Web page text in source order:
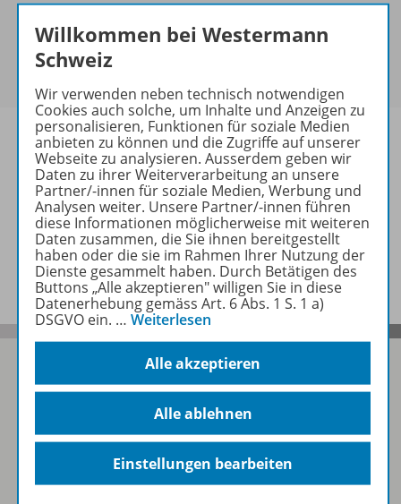
Exklusiv für Lehrpersonen
Dieses Produkt darf nur von Lehrpersonen und
Erzieher/-innen erworben werden. Bitte
Informationen
Lösungen zu folgenden Werken
Folgen Sie uns auf Social Media
Willkommen bei Westermann
Schweiz
Wir verwenden neben technisch notwendigen
Cookies auch solche, um Inhalte und Anzeigen zu
personalisieren, Funktionen für soziale Medien
anbieten zu können und die Zugriffe auf unserer
Webseite zu analysieren. Ausserdem geben wir
Daten zu ihrer Weiterverarbeitung an unsere
Partner/-innen für soziale Medien, Werbung und
Analysen weiter. Unsere Partner/-innen führen
diese Informationen möglicherweise mit weiteren
Daten zusammen, die Sie ihnen bereitgestellt
haben oder die sie im Rahmen Ihrer Nutzung der
Dienste gesammelt haben. Durch Betätigen des
Buttons „Alle akzeptieren" willigen Sie in diese
Datenerhebung gemäss Art. 6 Abs. 1 S. 1 a)
DSGVO ein. … Weiterlesen
Alle akzeptieren
Alle ablehnen
Einstellungen bearbeiten